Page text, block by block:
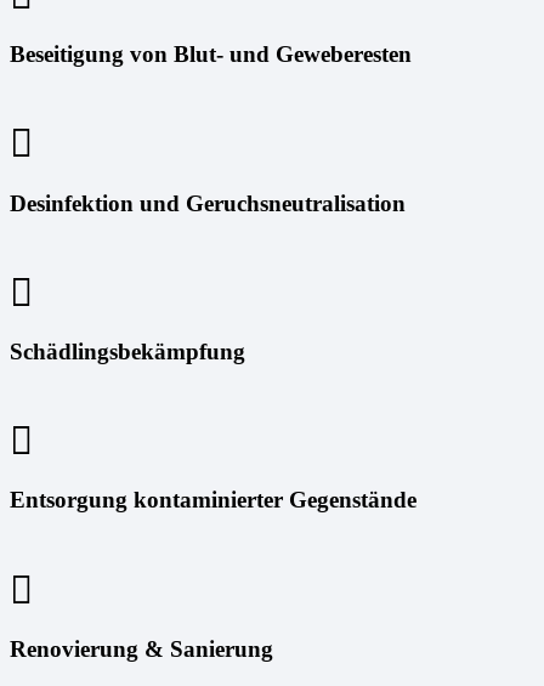
Beseitigung von Blut- und Geweberesten
Desinfektion und Geruchsneutralisation
Schädlingsbekämpfung
Entsorgung kontaminierter Gegenstände
Renovierung & Sanierung